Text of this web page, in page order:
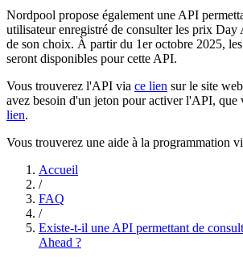
Nordpool propose également une API
utilisateur enregistré de consulter les prix Day
de son choix. À partir du 1er octobre 2025,
seront disponibles pour cette API.
Vous trouverez l'API via ce lien sur le site
avez besoin d'un jeton pour activer l'API, que
lien.
Vous trouverez une aide à la programmation
Accueil
/
FAQ
/
Existe-t-il une API permettant de
Ahead ?